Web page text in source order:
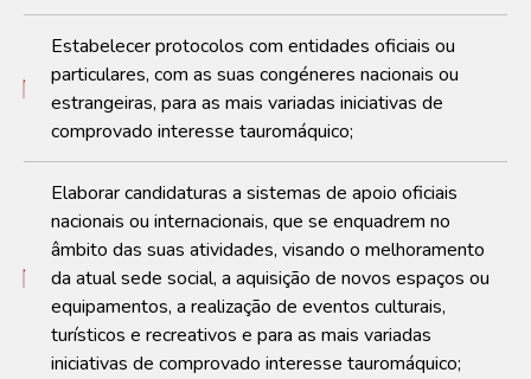
Estabelecer protocolos com entidades oficiais ou
particulares, com as suas congéneres nacionais ou
estrangeiras, para as mais variadas iniciativas de
comprovado interesse tauromáquico;
Elaborar candidaturas a sistemas de apoio oficiais
nacionais ou internacionais, que se enquadrem no
âmbito das suas atividades, visando o melhoramento
da atual sede social, a aquisição de novos espaços ou
equipamentos, a realização de eventos culturais,
turísticos e recreativos e para as mais variadas
iniciativas de comprovado interesse tauromáquico;